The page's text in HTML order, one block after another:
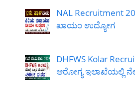
NAL Recruitment
ಖಾಯಂ ಉದ್ಯೋಗ
DHFWS Kolar
ಆರೋಗ್ಯ ಇಲಾಖೆಯಲ್ಲಿ